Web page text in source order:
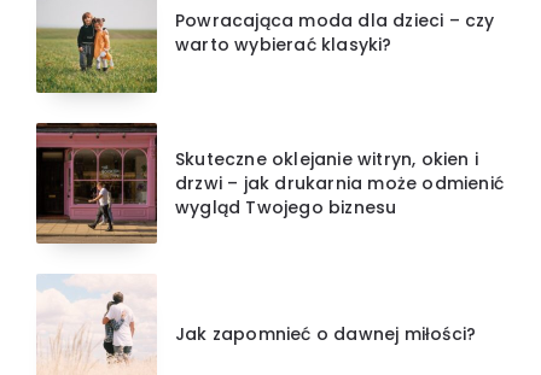
Powracająca moda dla dzieci – czy
warto wybierać klasyki?
Skuteczne oklejanie witryn, okien i
drzwi – jak drukarnia może odmienić
wygląd Twojego biznesu
Jak zapomnieć o dawnej miłości?